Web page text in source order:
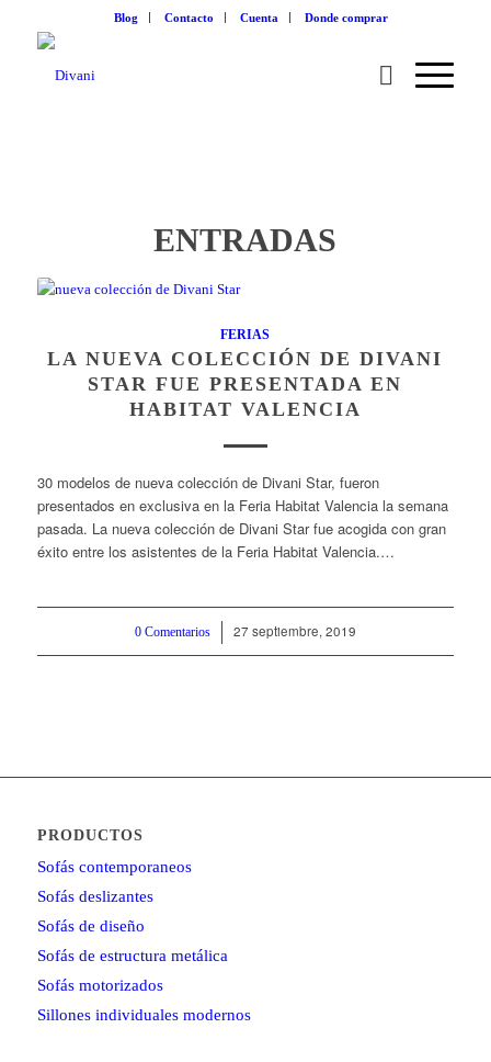
Blog Contacto Cuenta Donde comprar
ENTRADAS
FERIAS
LA NUEVA COLECCIÓN DE DIVANI
STAR FUE PRESENTADA EN
HABITAT VALENCIA
30 modelos de nueva colección de Divani Star, fueron
presentados en exclusiva en la Feria Habitat Valencia la semana
pasada. La nueva colección de Divani Star fue acogida con gran
éxito entre los asistentes de la Feria Habitat Valencia.…
0 Comentarios
/ 27 septiembre, 2019
PRODUCTOS
Sofás contemporaneos
Sofás deslizantes
Sofás de diseño
Sofás de estructura metálica
Sofás motorizados
Sillones individuales modernos